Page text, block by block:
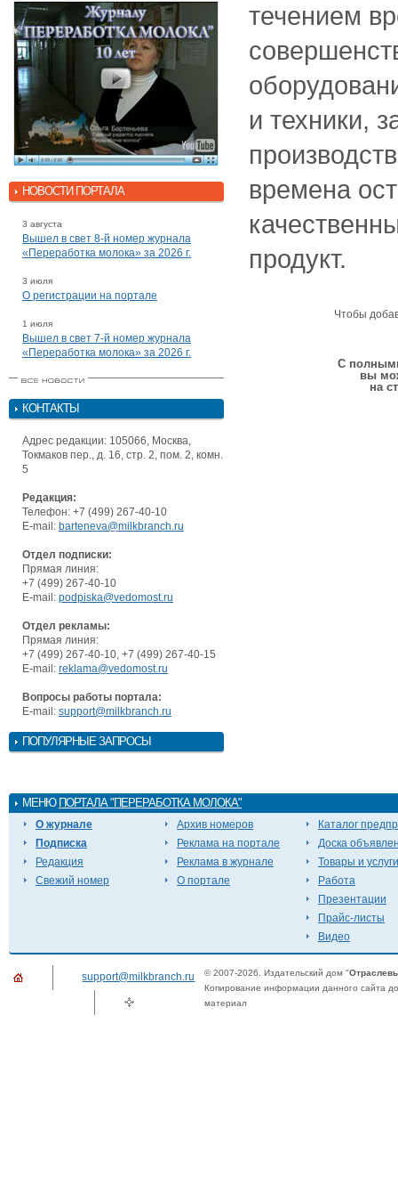
НОВОСТИ ПОРТАЛА
3 августа
Вышел в свет 8-й номер журнала
«Переработка молока» за 2026 г.
3 июля
О регистрации на портале
1 июля
Вышел в свет 7-й номер журнала
«Переработка молока» за 2026 г.
КОНТАКТЫ
Адрес редакции: 105066, Москва,
Токмаков пер., д. 16, стр. 2, пом. 2, комн.
5
Редакция:
Телефон: +7 (499) 267-40-10
E-mail: barteneva@milkbranch.ru
Отдел подписки:
Прямая линия:
+7 (499) 267-40-10
E-mail: podpiska@vedomost.ru
Отдел рекламы:
Прямая линия:
+7 (499) 267-40-10, +7 (499) 267-40-15
E-mail: reklama@vedomost.ru
Вопросы работы портала:
E-mail: support@milkbranch.ru
ПОПУЛЯРНЫЕ ЗАПРОСЫ
течением
и техники,
времена
продукт.
Чтобы
С
вы
на
МЕНЮ ПОРТАЛА "ПЕРЕРАБОТКА МОЛОКА"
О журнале
Подписка
Редакция
Свежий номер
Архив номеров
Реклама на портале
Реклама в журнале
О портале
Каталог
Доска
Товары и услуги
Работа
Презентации
Прайс-листы
Видео
support@milkbranch.ru © 2007-2026. Издательский дом "
Копирование информации данного сайта
материал